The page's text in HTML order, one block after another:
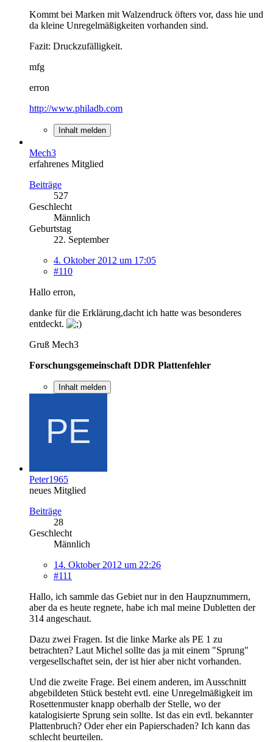
Kommt bei Marken mit Walzendruck öfters vor, dass hie und
da kleine Unregelmäßigkeiten vorhanden sind.
Fazit: Druckzufälligkeit.
mfg
erron
http://www.philadb.com
Inhalt melden
Mech3
erfahrenes Mitglied
Beiträge
527
Geschlecht
Männlich
Geburtstag
22. September
4. Oktober 2012 um 17:05
#110
Hallo erron,
danke für die Erklärung,dacht ich hatte was besonderes
entdeckt.
Gruß Mech3
Forschungsgemeinschaft DDR Plattenfehler
Inhalt melden
Peter1965
neues Mitglied
Beiträge
28
Geschlecht
Männlich
14. Oktober 2012 um 22:26
#111
Hallo, ich sammle das Gebiet nur in den Haupznummern,
aber da es heute regnete, habe ich mal meine Dubletten der
314 angeschaut.
Dazu zwei Fragen. Ist die linke Marke als PE 1 zu
betrachten? Laut Michel sollte das ja mit einem "Sprung"
vergesellschaftet sein, der ist hier aber nicht vorhanden.
Und die zweite Frage. Bei einem anderen, im Ausschnitt
abgebildeten Stück besteht evtl. eine Unregelmäßigkeit im
Rosettenmuster knapp oberhalb der Stelle, wo der
katalogisierte Sprung sein sollte. Ist das ein evtl. bekannter
Plattenbruch? Oder eher ein Papierschaden? Ich kann das
schlecht beurteilen.